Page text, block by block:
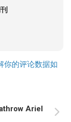
你的评论数据如
Ariel